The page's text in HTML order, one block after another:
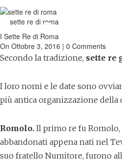
I Sette Re
sette re di roma
I Sette Re di Roma
On Ottobre 3, 2016 | 0 Comments
Secondo la tradizione, sette re
I loro nomi e le date sono
più antica organizzazione della
Romolo. Il primo re fu Romolo,
abbandonati appena nati nel
suo fratello Numitore, furono